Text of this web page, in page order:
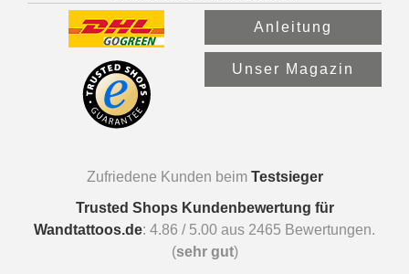
Anleitung
Unser Magazin
Zufriedene Kunden beim Testsieger
Trusted Shops Kundenbewertung für
Wandtattoos.de: 4.86 / 5.00 aus 2465 Bewertungen.
(sehr gut)